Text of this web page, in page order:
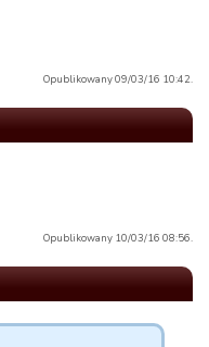
Opublikowany 09/03/16 10:42.
Opublikowany 10/03/16 08:56.